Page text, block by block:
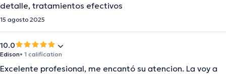
detalle, tratamientos efectivos
15 agosto 2025
10.0
Edison• 1 calification
Excelente profesional, me encantó su atencion. La voy a